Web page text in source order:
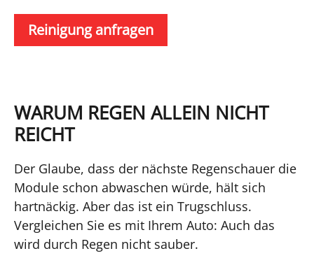
Reinigung anfragen
WARUM REGEN ALLEIN NICHT
REICHT
Der Glaube, dass der nächste Regenschauer die
Module schon abwaschen würde, hält sich
hartnäckig. Aber das ist ein Trugschluss.
Vergleichen Sie es mit Ihrem Auto: Auch das
wird durch Regen nicht sauber.